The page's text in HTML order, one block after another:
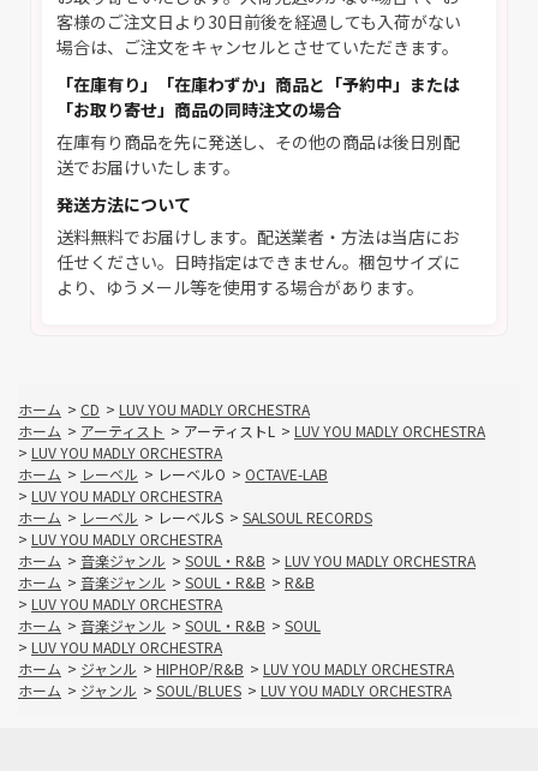
客様のご注文日より30日前後を経過しても入荷がない
場合は、ご注文をキャンセルとさせていただきます。
「在庫有り」「在庫わずか」商品と「予約中」または
「お取り寄せ」商品の同時注文の場合
在庫有り商品を先に発送し、その他の商品は後日別配
送でお届けいたします。
発送方法について
送料無料でお届けします。配送業者・方法は当店にお
任せください。日時指定はできません。梱包サイズに
より、ゆうメール等を使用する場合があります。
ホーム > CD > LUV YOU MADLY ORCHESTRA
ホーム > アーティスト > アーティストL > LUV YOU MADLY ORCHESTRA
> LUV YOU MADLY ORCHESTRA
ホーム > レーベル > レーベルO > OCTAVE-LAB
> LUV YOU MADLY ORCHESTRA
ホーム > レーベル > レーベルS > SALSOUL RECORDS
> LUV YOU MADLY ORCHESTRA
ホーム > 音楽ジャンル > SOUL・R&B > LUV YOU MADLY ORCHESTRA
ホーム > 音楽ジャンル > SOUL・R&B > R&B
> LUV YOU MADLY ORCHESTRA
ホーム > 音楽ジャンル > SOUL・R&B > SOUL
> LUV YOU MADLY ORCHESTRA
ホーム > ジャンル > HIPHOP/R&B > LUV YOU MADLY ORCHESTRA
ホーム > ジャンル > SOUL/BLUES > LUV YOU MADLY ORCHESTRA